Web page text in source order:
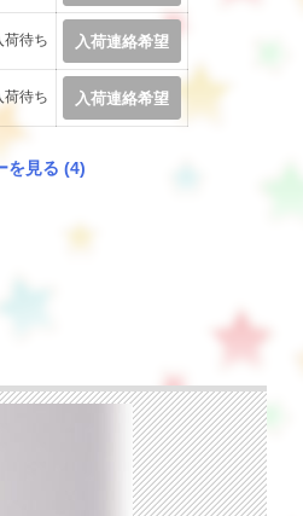
荷待ち 入荷連絡希望
荷待ち 入荷連絡希望
を見る (4)